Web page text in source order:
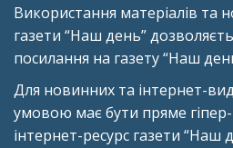
Використання матеріалів та
газети “Наш день”
посилання на газету “Наш
Для новинних та інтернет-
умовою має бути пряме
інтернет-ресурс газети